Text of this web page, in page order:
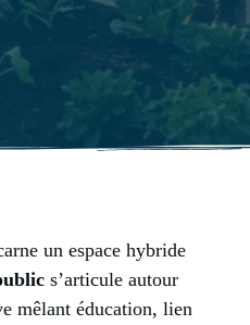
un espace hybride
s’articule autour
mêlant éducation, lien